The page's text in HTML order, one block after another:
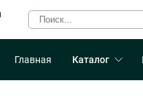
Главная Каталог